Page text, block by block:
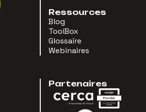
Ressources
Blog
ToolBox
Glossaire
Webinaires
Partenaires